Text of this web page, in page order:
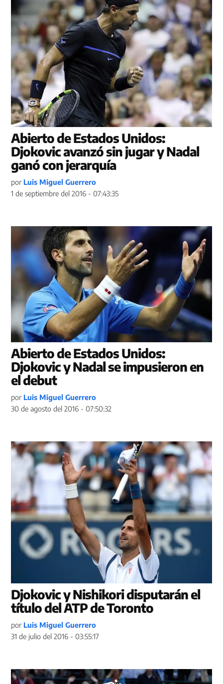
Abierto de Estados Unidos:
Djokovic avanzó sin jugar y Nadal
ganó con jerarquía
por Luis Miguel Guerrero
1 de septiembre del 2016 - 07:43:35
Abierto de Estados Unidos:
Djokovic y Nadal se impusieron en
el debut
por Luis Miguel Guerrero
30 de agosto del 2016 - 07:50:32
Djokovic y Nishikori disputarán el
título del ATP de Toronto
por Luis Miguel Guerrero
31 de julio del 2016 - 03:55:17